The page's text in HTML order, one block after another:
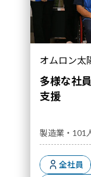
オムロン太
多様な社
支援
製造業・101
全社員